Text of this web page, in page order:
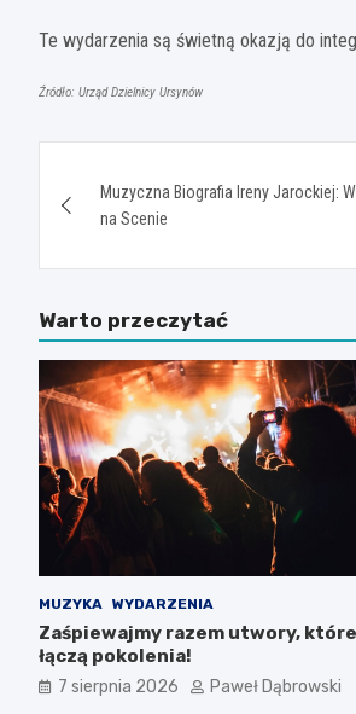
Te wydarzenia są świetną okazją do
Źródło: Urząd Dzielnicy Ursynów
wpisuMuzyczna Biografia Ireny Jarockiej:
na Scenie
Warto przeczytać
MUZYKA WYDARZENIA
Zaśpiewajmy razem utwory, które
łączą pokolenia!
7 sierpnia 2026 Paweł Dąbrowski